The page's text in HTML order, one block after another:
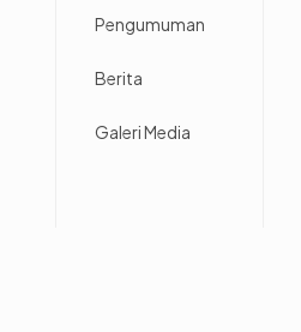
Pengumuman
Berita
Galeri Media